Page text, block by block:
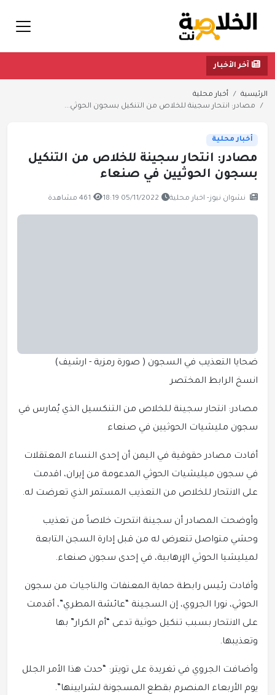
آخر الأخبار
الرئيسية
أخبار محلية
مصادر: انتحار سجينة للخلاص من التنكيل بسجون الحوثي...
أخبار محلية
مصادر: انتحار سجينة للخلاص من التنكيل
بسجون الحوثيين في صنعاء
نشوان نيوز- اخبار محلية 05/11/2022 18:19 461 مشاهدة
ضحايا التعذيب في السجون ( صورة رمزية - ارشيف)
انسخ الرابط المختصر
مصادر: انتحار سجينة للخلاص من التنكسيل الذي يُمارس في
سجون مليشيات الحوثيين في صنعاء
أفادت مصادر حقوقية في اليمن أن إحدى النساء المعتقلات
في سجون ميليشيات الحوثي المدعومة من إيران، اقدمت
على الانتحار للخلاص من التعذيب المستمر الذي تعرضت له.
وأوضحت المصادر أن سجينة انتحرت خلاصاً من تعذيب
وحشي متواصل تتعرض له من قبل إدارة السجن التابعة
لميليشيا الحوثي الإرهابية، في إحدى سجون صنعاء.
وأفادت رئيس رابطة حماية المعنفات والناجيات من سجون
الحوثي، نورا الجروي، إن السجينة “عائشة المطري”، أقدمت
على الانتحار بسبب تنكيل حوثية تدعى “أم الكرار” بها
وتعذيبها.
وأضافت الجروي في تغريدة على تويتر: “حدث هذا الأمر الجلل
يوم الأربعاء المنصرم بقطع المسجونة لشرايينها”.